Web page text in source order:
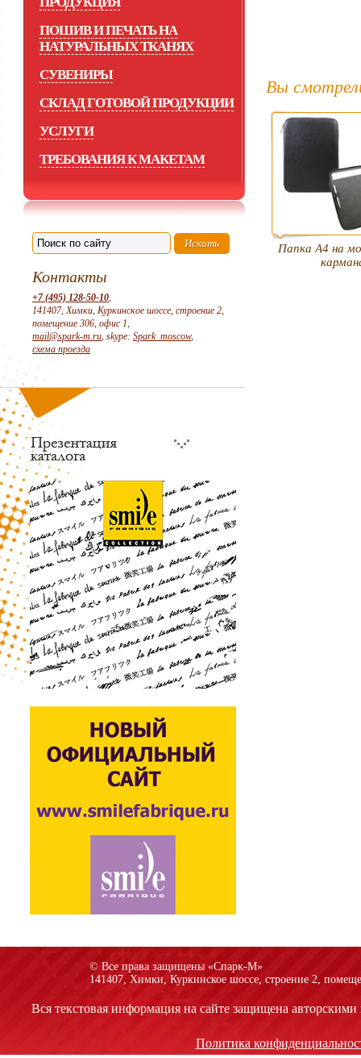
ПОШИВ И ПЕЧАТЬ НА
НАТУРАЛЬНЫХ ТКАНЯХ
СУВЕНИРЫ
СКЛАД ГОТОВОЙ ПРОДУКЦИИ
УСЛУГИ
ТРЕБОВАНИЯ К МАКЕТАМ
Контакты
+7 (495) 128-50-10,
141407, Химки, Куркинское шоссе, строение 2,
помещение 306, офис 1,
mail@spark-m.ru, skype: Spark_moscow,
схема проезда
Вы
Папка А4 на
© Все права защищены «Спарк-M»
141407, Химки, Куркинское шоссе, строение 2,
Вся текстовая информация на сайте защищена
Политика